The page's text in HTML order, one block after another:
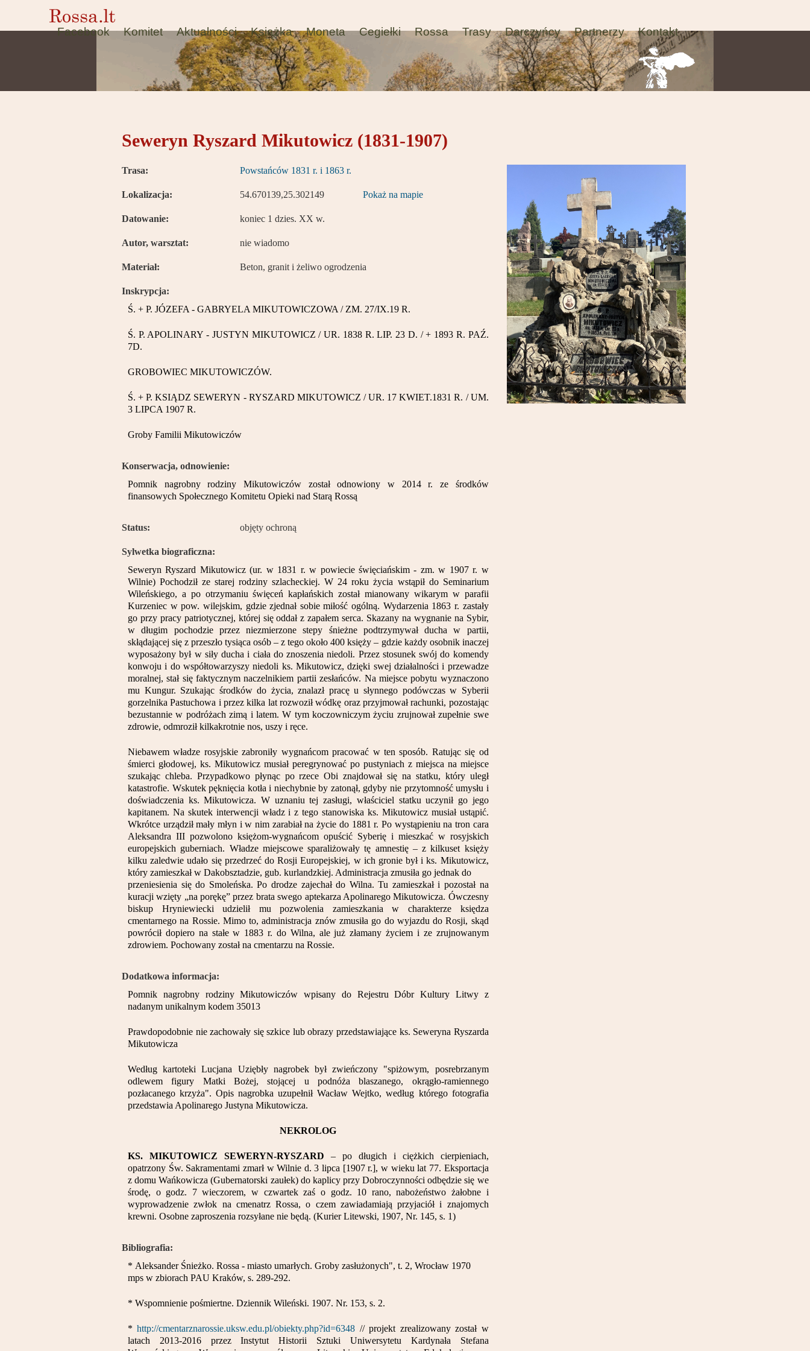
Facebook Komitet Aktualności Książka Moneta Cegiełki Rossa Trasy Darczyńcy Partnerzy Kontakt
Seweryn Ryszard Mikutowicz (1831-1907)
Trasa: Powstańców 1831 r. i 1863 r.
Lokalizacja: 54.670139,25.302149 Pokaż na mapie
Datowanie: koniec 1 dzies. XX w.
Autor, warsztat: nie wiadomo
Materiał: Beton, granit i żeliwo ogrodzenia
Inskrypcja:
Ś. + P. JÓZEFA - GABRYELA MIKUTOWICZOWA / ZM. 27/IX.19 R.
Ś. P. APOLINARY - JUSTYN MIKUTOWICZ / UR. 1838 R. LIP. 23 D. / + 1893 R. PAŹ.
7D.
GROBOWIEC MIKUTOWICZÓW.
Ś. + P. KSIĄDZ SEWERYN - RYSZARD MIKUTOWICZ / UR. 17 KWIET.1831 R. / UM.
3 LIPCA 1907 R.
Groby Familii Mikutowiczów
Konserwacja, odnowienie:
Pomnik nagrobny rodziny Mikutowiczów został odnowiony w 2014 r. ze środków
finansowych Społecznego Komitetu Opieki nad Starą Rossą
Status: objęty ochroną
Sylwetka biograficzna:
Seweryn Ryszard Mikutowicz (ur. w 1831 r. w powiecie święciańskim - zm. w 1907 r. w
Wilnie) Pochodził ze starej rodziny szlacheckiej. W 24 roku życia wstąpił do Seminarium
Wileńskiego, a po otrzymaniu święceń kapłańskich został mianowany wikarym w parafii
Kurzeniec w pow. wilejskim, gdzie zjednał sobie miłość ogólną. Wydarzenia 1863 r. zastały
go przy pracy patriotycznej, której się oddał z zapałem serca. Skazany na wygnanie na Sybir,
w długim pochodzie przez niezmierzone stepy śnieżne podtrzymywał ducha w partii,
skłądającej się z przeszło tysiąca osób – z tego około 400 księży – gdzie każdy osobnik inaczej
wyposażony był w siły ducha i ciała do znoszenia niedoli. Przez stosunek swój do komendy
konwoju i do współtowarzyszy niedoli ks. Mikutowicz, dzięki swej działalności i przewadze
moralnej, stał się faktycznym naczelnikiem partii zesłańców. Na miejsce pobytu wyznaczono
mu Kungur. Szukając środków do życia, znalazł pracę u słynnego podówczas w Syberii
gorzelnika Pastuchowa i przez kilka lat rozwoził wódkę oraz przyjmował rachunki, pozostając
bezustannie w podróżach zimą i latem. W tym koczowniczym życiu zrujnował zupełnie swe
zdrowie, odmroził kilkakrotnie nos, uszy i ręce.
Niebawem władze rosyjskie zabroniły wygnańcom pracować w ten sposób. Ratując się od
śmierci głodowej, ks. Mikutowicz musiał peregrynować po pustyniach z miejsca na miejsce
szukając chleba. Przypadkowo płynąc po rzece Obi znajdował się na statku, który uległ
katastrofie. Wskutek pęknięcia kotła i niechybnie by zatonął, gdyby nie przytomność umysłu i
doświadczenia ks. Mikutowicza. W uznaniu tej zasługi, właściciel statku uczynił go jego
kapitanem. Na skutek interwencji władz i z tego stanowiska ks. Mikutowicz musiał ustąpić.
Wkrótce urządził mały młyn i w nim zarabiał na życie do 1881 r. Po wystąpieniu na tron cara
Aleksandra III pozwolono księżom-wygnańcom opuścić Syberię i mieszkać w rosyjskich
europejskich guberniach. Władze miejscowe sparaliżowały tę amnestię – z kilkuset księży
kilku zaledwie udało się przedrzeć do Rosji Europejskiej, w ich gronie był i ks. Mikutowicz,
który zamieszkał w Dakobsztadzie, gub. kurlandzkiej. Administracja zmusiła go jednak do
przeniesienia się do Smoleńska. Po drodze zajechał do Wilna. Tu zamieszkał i pozostał na
kuracji wzięty „na porękę” przez brata swego aptekarza Apolinarego Mikutowicza. Ówczesny
biskup Hryniewiecki udzielił mu pozwolenia zamieszkania w charakterze księdza
cmentarnego na Rossie. Mimo to, administracja znów zmusiła go do wyjazdu do Rosji, skąd
powrócił dopiero na stałe w 1883 r. do Wilna, ale już złamany życiem i ze zrujnowanym
zdrowiem. Pochowany został na cmentarzu na Rossie.
Dodatkowa informacja:
Pomnik nagrobny rodziny Mikutowiczów wpisany do Rejestru Dóbr Kultury Litwy z
nadanym unikalnym kodem 35013
Prawdopodobnie nie zachowały się szkice lub obrazy przedstawiające ks. Seweryna Ryszarda
Mikutowicza
Według kartoteki Lucjana Uziębły nagrobek był zwieńczony "spiżowym, posrebrzanym
odlewem figury Matki Bożej, stojącej u podnóża blaszanego, okrągło-ramiennego
pozłacanego krzyża". Opis nagrobka uzupełnił Wacław Wejtko, według którego fotografia
przedstawia Apolinarego Justyna Mikutowicza.
NEKROLOG
KS. MIKUTOWICZ SEWERYN-RYSZARD – po długich i ciężkich cierpieniach,
opatrzony Św. Sakramentami zmarł w Wilnie d. 3 lipca [1907 r.], w wieku lat 77. Eksportacja
z domu Wańkowicza (Gubernatorski zaułek) do kaplicy przy Dobroczynności odbędzie się we
środę, o godz. 7 wieczorem, w czwartek zaś o godz. 10 rano, nabożeństwo żałobne i
wyprowadzenie zwłok na cmenatrz Rossa, o czem zawiadamiają przyjaciół i znajomych
krewni. Osobne zaproszenia rozsyłane nie będą. (Kurier Litewski, 1907, Nr. 145, s. 1)
Bibliografia:
* Aleksander Śnieżko. Rossa - miasto umarłych. Groby zasłużonych", t. 2, Wrocław 1970
mps w zbiorach PAU Kraków, s. 289-292.
* Wspomnienie pośmiertne. Dziennik Wileński. 1907. Nr. 153, s. 2.
*http://cmentarznarossie.uksw.edu.pl/obiekty.php?id=6348 // projekt zrealizowany został w
latach 2013-2016 przez Instytut Historii Sztuki Uniwersytetu Kardynała Stefana